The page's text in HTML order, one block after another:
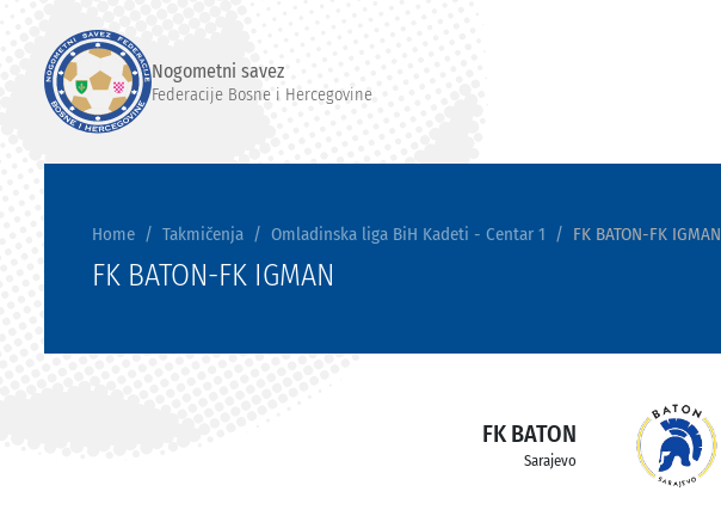
Nogometni savez
Federacije Bosne i Hercegovine
Home Takmičenja Omladinska liga BiH Kadeti - Centar 1 FK BATON-FK IGMAN
FK BATON-FK IGMAN
FK BATON
Sarajevo